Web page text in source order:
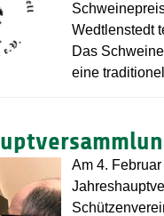
Wedtlenstedt
Das
eine
Am 4.